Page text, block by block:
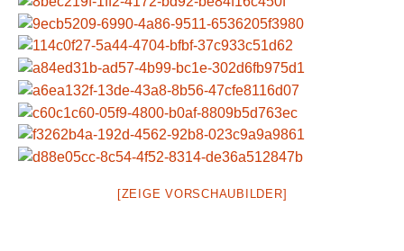
[ZEIGE VORSCHAUBILDER]